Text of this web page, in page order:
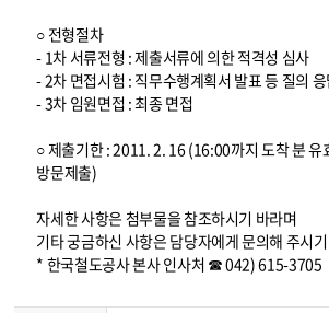
○ 전형절차
- 1차 서류전형 : 제출서류에 의한 적격성 심사
- 2차 면접시험 : 직무수행계획서 발표 등 질의
- 3차 임원면접 : 최종 면접
○ 제출기한 : 2011. 2. 16 (16:00까지 도착 분 유
방문제출)
자세한 사항은 첨부물을 참조하시기 바라며
기타 궁금하신 사항은 담당자에게 문의해 주시
* 한국철도공사 본사 인사처 ☎ 042) 615-3705